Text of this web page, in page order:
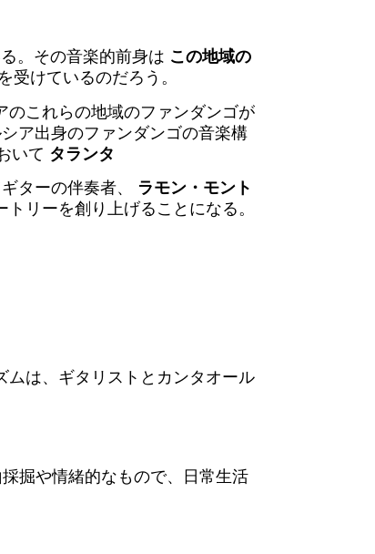
。その音楽的前身は この地域の
けているのだろう。
のこれらの地域のファンダンゴが
ア出身のファンダンゴの音楽構
いて タランタ
ターの伴奏者、 ラモン・モント
リーを創り上げることになる。
ムは、ギタリストとカンタオール
掘や情緒的なもので、日常生活